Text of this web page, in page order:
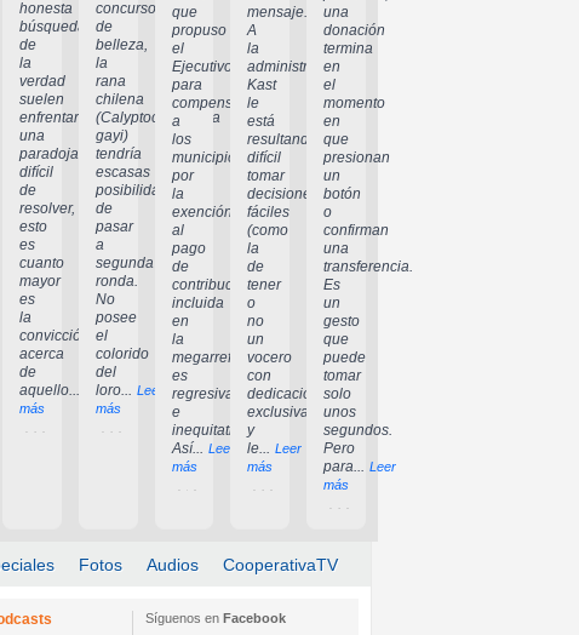
honesta
búsqueda
de
la
verdad
suelen
enfrentar
una
paradoja
difícil
de
resolver,
esto
es
cuanto
mayor
es
la
convicción
acerca
de
aquello...
Leer
más
concurso
de
belleza,
la
rana
chilena
(Calyptocephalella
gayi)
tendría
escasas
posibilidades
de
pasar
a
segunda
ronda.
No
posee
el
colorido
del
loro... Leer
más
que
propuso
el
Ejecutivo
para
compensar
a
los
municipios
por
la
exención
al
pago
de
contribuciones
incluida
en
la
megarreforma
es
regresiva
e
inequitativa.
Así... Leer
más
mensaje.
A
la
administración
Kast
le
está
resultando
difícil
tomar
decisiones
fáciles
(como
la
de
tener
o
no
un
vocero
con
dedicación
exclusiva)
y
le... Leer
más
una
donación
termina
en
el
momento
en
que
presionan
un
botón
o
confirman
una
transferencia.
Es
un
gesto
que
puede
tomar
solo
unos
segundos.
Pero
para... Leer
más
Fotos Audios CooperativaTV
Síguenos en Facebook